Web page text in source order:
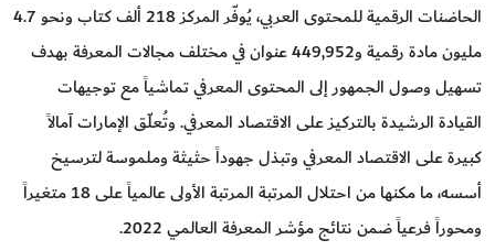
الحاضنات الرقمية للمحتوى العربي، يُوفّر المركز 218 ألف كتاب ونحو 4.7
مليون مادة رقمية و449,952 عنوان في مختلف مجالات المعرفة بهدف
تسهيل وصول الجمهور إلى المحتوى المعرفي تماشياً مع توجيهات
القيادة الرشيدة بالتركيز على الاقتصاد المعرفي. وتُعلّق الإمارات آمالاً
كبيرة على الاقتصاد المعرفي وتبذل جهوداً حثيثة وملموسة لترسيخ
أسسه، ما مكنها من احتلال المرتبة المرتبة الأولى عالمياً على 18 متغيراً
ومحوراً فرعياً ضمن نتائج مؤشر المعرفة العالمي 2022.